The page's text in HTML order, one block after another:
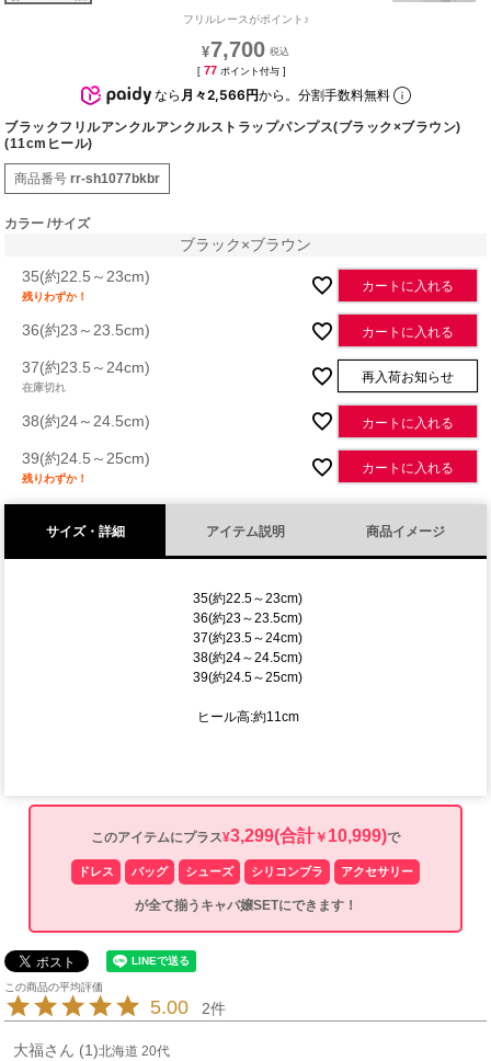
フリルレースがポイント♪
¥7,700
[ 77 ポイント付与 ]
なら 月々2,566円から。分割手数料無料
ブラックフリルアンクルアンクルストラップパンプス(ブラック×ブラウン)
(11cmヒール)
商品番号 rr-sh1077bkbr
カラー サイズ
ブラック×ブラウン
35(約22.5～23cm)
残りわずか！
カートに入れる
36(約23～23.5cm) カートに入れる
37(約23.5～24cm)
在庫切れ
再入荷お知らせ
38(約24～24.5cm) カートに入れる
39(約24.5～25cm)
残りわずか！
カートに入れる
サイズ・詳細 アイテム説明 商品イメージ
35(約22.5～23cm)
36(約23～23.5cm)
37(約23.5～24cm)
38(約24～24.5cm)
39(約24.5～25cm)
ヒール高:約11cm
このアイテムにプラス¥3,299(合計 ￥ 10,999)で
ドレス バッグ シューズ シリコンブラ アクセサリー
が全て揃うキャバ嬢SETにできます！
5.00 2
大福 1 北海道 20代